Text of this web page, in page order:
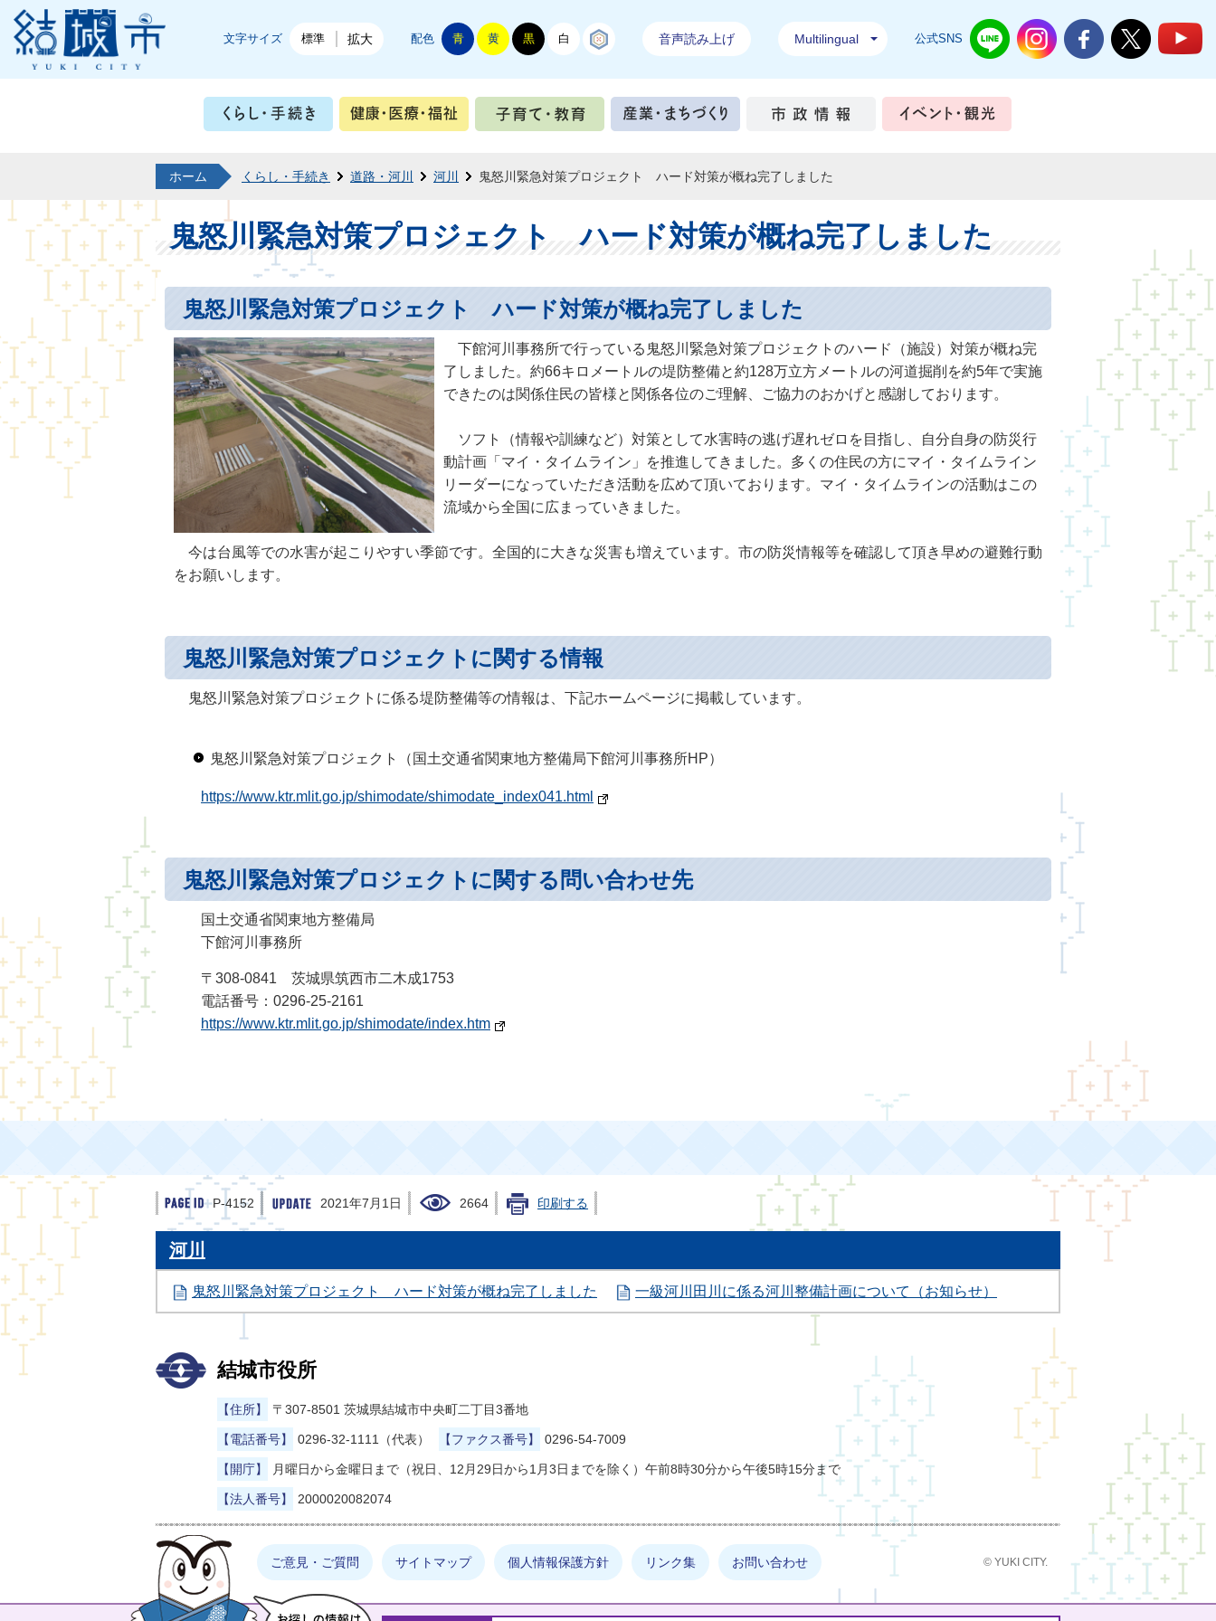
結城市公式ホームページ
文字サイズ 標準 拡大 配色 青 黄 黒 白 音声読み上げ Multilingual 公式SNS 結城市公式LINE結城市公式Instagram
結城市公式Facebook
結城市公式
くらし・手続き 健康・医療・福祉 子育て・教育 産業・まちづくり 市政情報
まゆげった
お探しの情報は何でしょうか？
ホーム くらし・手続き 道路・河川 河川 鬼怒川緊急対策プロジェクト ハード対策が概ね完了しました
鬼怒川緊急対策プロジェクト ハード対策が概ね完了しました
鬼怒川緊急対策プロジェクト ハード対策が概ね完了しました
下館河川事務所で行っている鬼怒川緊急対策プロジェクトのハード（施設）対策が概ね完
了しました。約66キロメートルの堤防整備と約128万立方メートルの河道掘削を約5年で実施
できたのは関係住民の皆様と関係各位のご理解、ご協力のおかげと感謝しております。
ソフト（情報や訓練など）対策として水害時の逃げ遅れゼロを目指し、自分自身の防災行
動計画「マイ・タイムライン」を推進してきました。多くの住民の方にマイ・タイムライン
リーダーになっていただき活動を広めて頂いております。マイ・タイムラインの活動はこの
流域から全国に広まっていきました。
今は台風等での水害が起こりやすい季節です。全国的に大きな災害も増えています。市の防災情報等を確認して頂き早めの避難行動
をお願いします。
鬼怒川緊急対策プロジェクトに関する情報
鬼怒川緊急対策プロジェクトに係る堤防整備等の情報は、下記ホームページに掲載しています。
鬼怒川緊急対策プロジェクト（国土交通省関東地方整備局下館河川事務所HP）
https://www.ktr.mlit.go.jp/shimodate/shimodate_index041.html
鬼怒川緊急対策プロジェクトに関する問い合わせ先
国土交通省関東地方整備局
下館河川事務所
〒308-0841 茨城県筑西市二木成1753
電話番号：0296-25-2161
https://www.ktr.mlit.go.jp/shimodate/index.htm
P-4152 2021年7月1日 2664 印刷する
河川
鬼怒川緊急対策プロジェクト ハード対策が概ね完了しました 一級河川田川に係る河川整備計画について（お知らせ）
結城市役所
【住所】 〒307-8501 茨城県結城市中央町二丁目3番地
【電話番号】 0296-32-1111（代表） 【ファクス番号】 0296-54-7009
【開庁】 月曜日から金曜日まで（祝日、12月29日から1月3日までを除く）午前8時30分から午後5時15分まで
【法人番号】 2000020082074
ご意見・ご質問 サイトマップ 個人情報保護方針 リンク集 お問い合わせ © YUKI CITY.